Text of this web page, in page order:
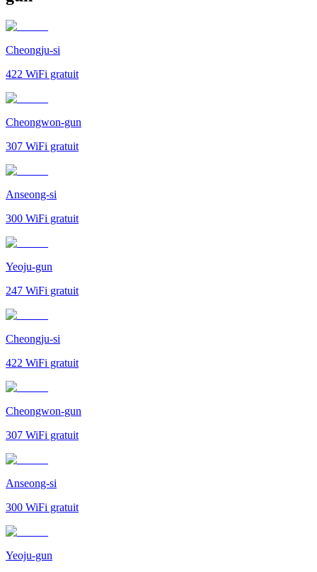
Cheongju-si
422 WiFi gratuit
Cheongwon-gun
307 WiFi gratuit
Anseong-si
300 WiFi gratuit
Yeoju-gun
247 WiFi gratuit
Cheongju-si
422 WiFi gratuit
Cheongwon-gun
307 WiFi gratuit
Anseong-si
300 WiFi gratuit
Yeoju-gun